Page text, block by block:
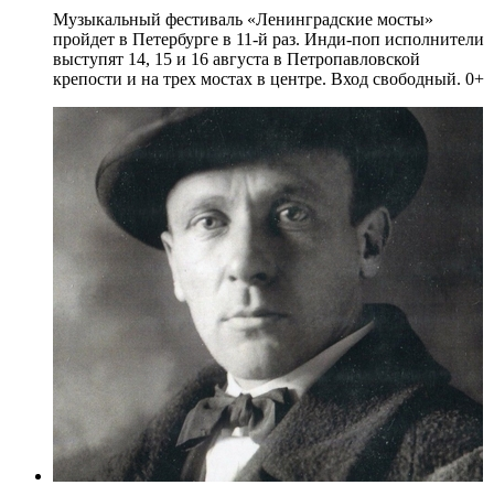
Музыкальный фестиваль «Ленинградские мосты»
пройдет в Петербурге в 11-й раз. Инди-поп исполнители
выступят 14, 15 и 16 августа в Петропавловской
крепости и на трех мостах в центре. Вход свободный. 0+